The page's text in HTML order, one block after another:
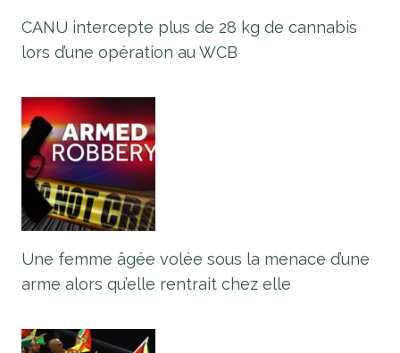
CANU intercepte plus de 28 kg de cannabis
lors d’une opération au WCB
Une femme âgée volée sous la menace d’une
arme alors qu’elle rentrait chez elle